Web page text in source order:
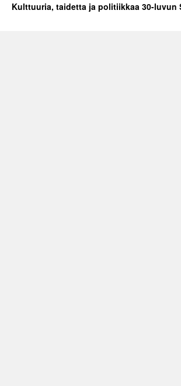
Kulttuuria, taidetta ja politiikkaa 30-luvun